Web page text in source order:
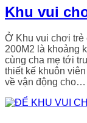
Khu vui
Ở Khu vui chơi trẻ
200M2 là khoảng
cùng cha mẹ tới
thiết kế khuôn
về vận động cho…